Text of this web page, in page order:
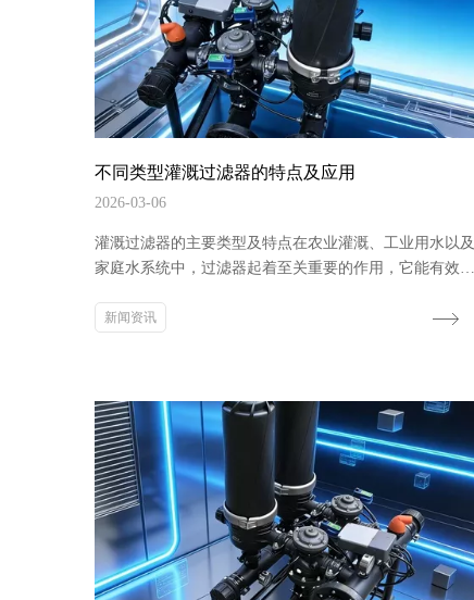
不同类型灌溉过滤器的特点及应用
2026-03-06
灌溉过滤器的主要类型及特点在农业灌溉、工业用水以及
家庭水系统中，过滤器起着至关重要的作用，它能有效去
以下将详细介绍几种常见的灌溉过滤器类型。网式过滤器
要选择合适的过滤精度。网式过滤器的工作原理是通...
新闻资讯